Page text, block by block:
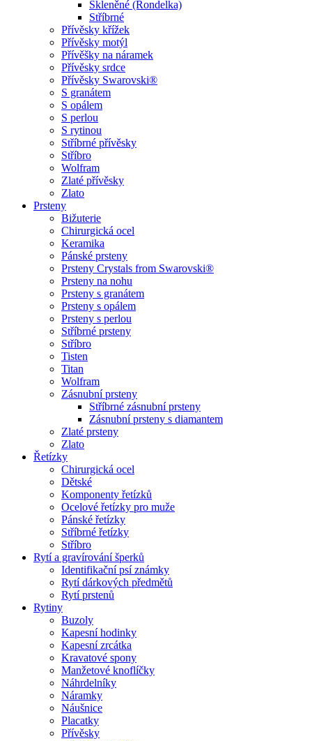
Skleněné (Rondelka)
Stříbrné
Přívěsky křížek
Přívěsky motýl
Přívěšky na náramek
Přívěsky srdce
Přívěsky Swarovski®
S granátem
S opálem
S perlou
S rytinou
Stříbrné přívěsky
Stříbro
Wolfram
Zlaté přívěsky
Zlato
Prsteny
Bižuterie
Chirurgická ocel
Keramika
Pánské prsteny
Prsteny Crystals from Swarovski®
Prsteny na nohu
Prsteny s granátem
Prsteny s opálem
Prsteny s perlou
Stříbrné prsteny
Stříbro
Tisten
Titan
Wolfram
Zásnubní prsteny
Stříbrné zásnubní prsteny
Zásnubní prsteny s diamantem
Zlaté prsteny
Zlato
Řetízky
Chirurgická ocel
Dětské
Komponenty řetízků
Ocelové řetízky pro muže
Pánské řetízky
Stříbrné řetízky
Stříbro
Rytí a gravírování šperků
Identifikační psí známky
Rytí dárkových předmětů
Rytí prstenů
Rytiny
Buzoly
Kapesní hodinky
Kapesní zrcátka
Kravatové spony
Manžetové knoflíčky
Náhrdelníky
Náramky
Náušnice
Placatky
Přívěsky